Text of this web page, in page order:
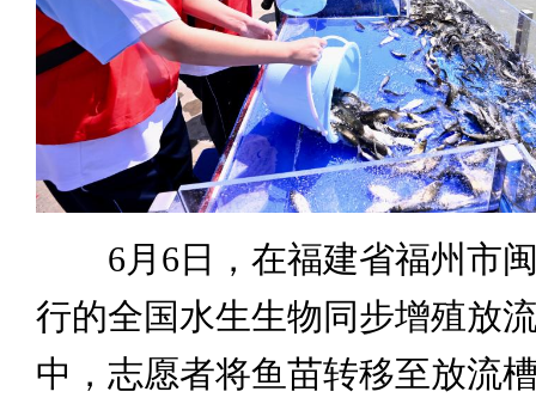
6月6日，在福建省福州市闽
行的全国水生生物同步增殖放
中，志愿者将鱼苗转移至放流